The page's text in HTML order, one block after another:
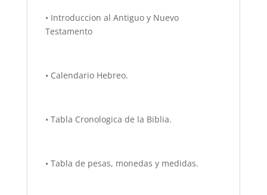
• Introduccion al Antiguo y Nuevo
Testamento
• Calendario Hebreo.
• Tabla Cronologica de la Biblia.
• Tabla de pesas, monedas y medidas.